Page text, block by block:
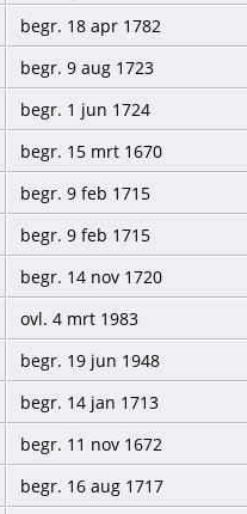
begr. 18 apr 1782
begr. 9 aug 1723
begr. 1 jun 1724
begr. 15 mrt 1670
begr. 9 feb 1715
begr. 9 feb 1715
begr. 14 nov 1720
ovl. 4 mrt 1983
begr. 19 jun 1948
begr. 14 jan 1713
begr. 11 nov 1672
begr. 16 aug 1717